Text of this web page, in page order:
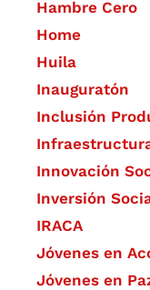
Hambre Cero
Home
Huila
Inauguratón
Inclusión
​Innovación
Inversión
IRACA
Jóvenes en
Jóvenes en